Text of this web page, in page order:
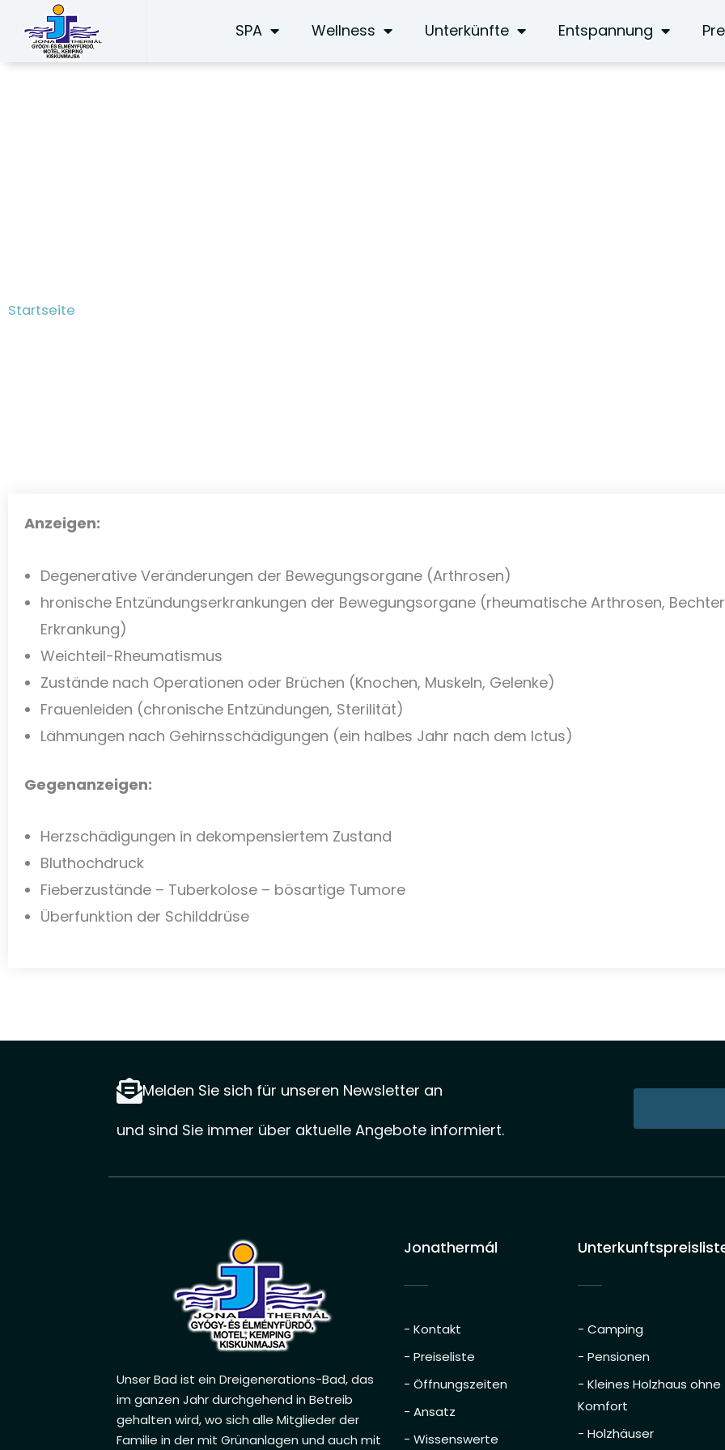
Inhalt
springen
SPA Wellness Unterkünfte Entspannung
Startseite
Anzeigen:
Degenerative Veränderungen der Bewegungsorgane (Arthrosen)
hronische Entzündungserkrankungen der Bewegungsorgane (rheumatische Arthrosen,
Erkrankung)
Weichteil-Rheumatismus
Zustände nach Operationen oder Brüchen (Knochen, Muskeln, Gelenke)
Frauenleiden (chronische Entzündungen, Sterilität)
Lähmungen nach Gehirnsschädigungen (ein halbes Jahr nach dem Ictus)
Gegenanzeigen:
Herzschädigungen in dekompensiertem Zustand
Bluthochdruck
Fieberzustände – Tuberkolose – bösartige Tumore
Überfunktion der Schilddrüse
Melden Sie sich für unseren Newsletter an
und sind Sie immer über aktuelle Angebote informiert.
Unser Bad ist ein Dreigenerations-Bad, das
im ganzen Jahr durchgehend in Betreib
gehalten wird, wo sich alle Mitglieder der
Familie in der mit Grünanlagen und auch mit
Jonathermál
- Kontakt
- Preiseliste
- Öffnungszeiten
- Ansatz
- Wissenswerte
- Camping
- Pensionen
- Kleines Holzhaus ohne
Komfort
- Holzhäuser